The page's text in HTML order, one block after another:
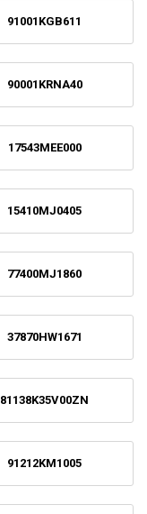
91001KGB611
90001KRNA40
17543MEE000
15410MJ0405
77400MJ1860
37870HW1671
81138K35V00ZN
91212KM1005